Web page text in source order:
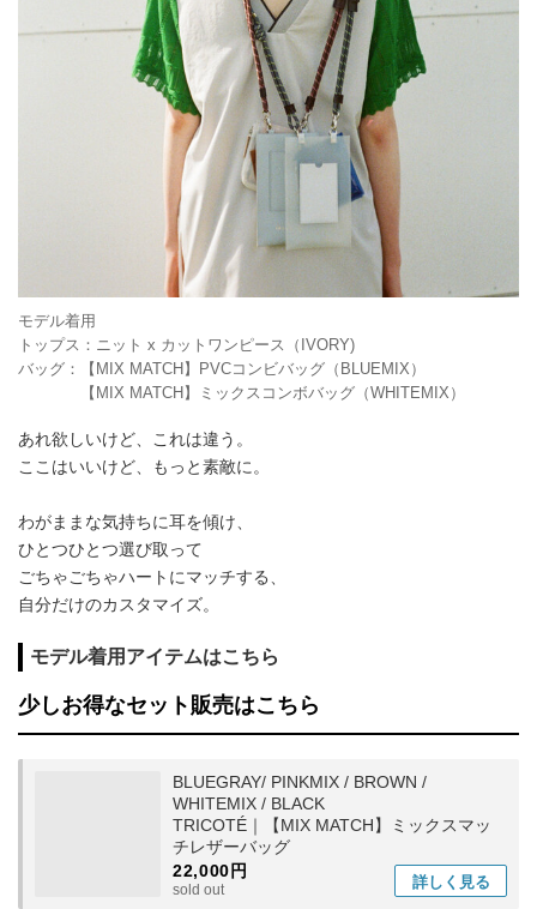
モデル着用
トップス：ニット x カットワンピース（IVORY)
バッグ：【MIX MATCH】PVCコンビバッグ（BLUEMIX）
【MIX MATCH】ミックスコンボバッグ（WHITEMIX）
あれ欲しいけど、これは違う。
ここはいいけど、もっと素敵に。
わがままな気持ちに耳を傾け、
ひとつひとつ選び取って
ごちゃごちゃハートにマッチする、
自分だけのカスタマイズ。
モデル着用アイテムはこちら
少しお得なセット販売はこちら
BLUEGRAY/ PINKMIX / BROWN /
WHITEMIX / BLACK
TRICOTÉ｜【MIX MATCH】ミックスマッ
チレザーバッグ
22,000円
sold out 詳しく 見る